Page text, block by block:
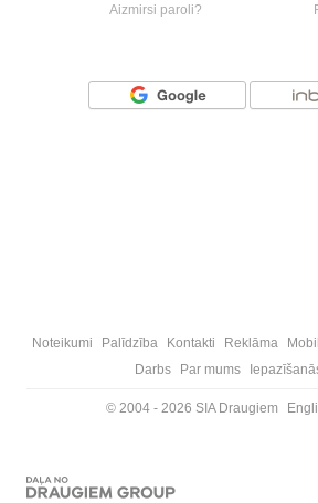
Aizmirsi paroli?
Noteikumi Palīdzība Kontakti Reklāma
Darbs
Par mums
© 2004 - 2026 SIA Draugiem